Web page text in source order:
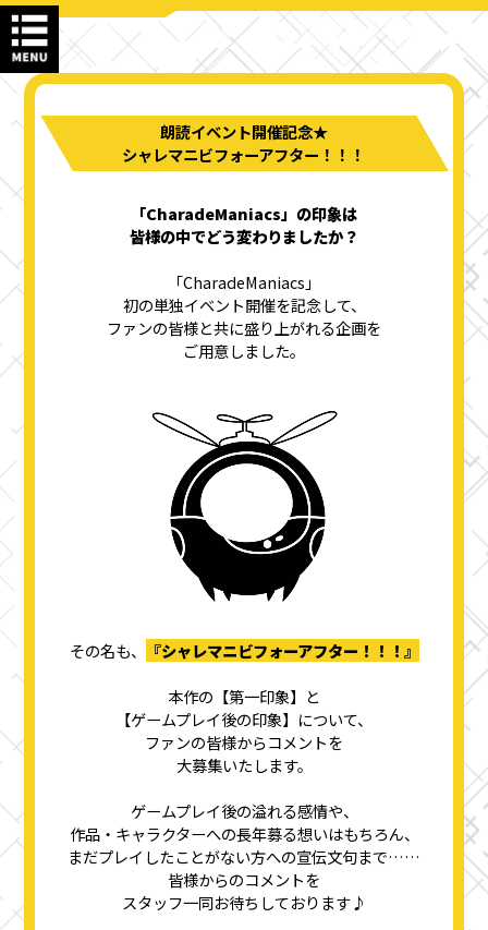
朗読イベント開催記念★
シャレマニビフォーアフター！！！
「CharadeManiacs」の印象は
皆様の中でどう変わりましたか――？
「CharadeManiacs」
初の単独イベント開催を記念して、
ファンの皆様と共に盛り上がれる企画を
ご用意しました。
その名も、
『シャレマニビフォーアフター！！！』
本作の【第一印象】と
【ゲームプレイ後の印象】について、
ファンの皆様からコメントを
大募集いたします。
ゲームプレイ後の溢れる感情や、
作品・キャラクターへの長年募る想いはもちろん、
まだプレイしたことがない方への宣伝文句まで……
皆様からのコメントを
スタッフ一同お待ちしております♪